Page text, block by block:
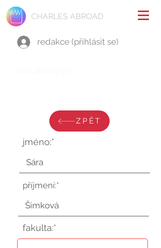
CHARLES ABROAD
redakce (přihlásit se)
ZPĚT
jméno:*
příjmení:*
fakulta:*